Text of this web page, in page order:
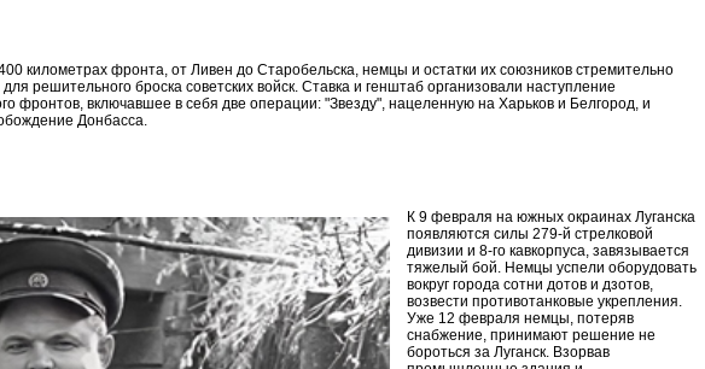
километрах фронта, от Ливен до Старобельска, немцы и остатки их союзников стремительно
решительного броска советских войск. Ставка и генштаб организовали наступление
фронтов, включавшее в себя две операции: "Звезду", нацеленную на Харьков и Белгород, и
Донбасса.
К 9 февраля на южных окраинах Луганска
появляются силы 279-й стрелковой
дивизии и 8-го кавкорпуса, завязывается
тяжелый бой. Немцы успели оборудовать
вокруг города сотни дотов и дзотов,
возвести противотанковые укрепления.
Уже 12 февраля немцы, потеряв
снабжение, принимают решение не
бороться за Луганск. Взорвав